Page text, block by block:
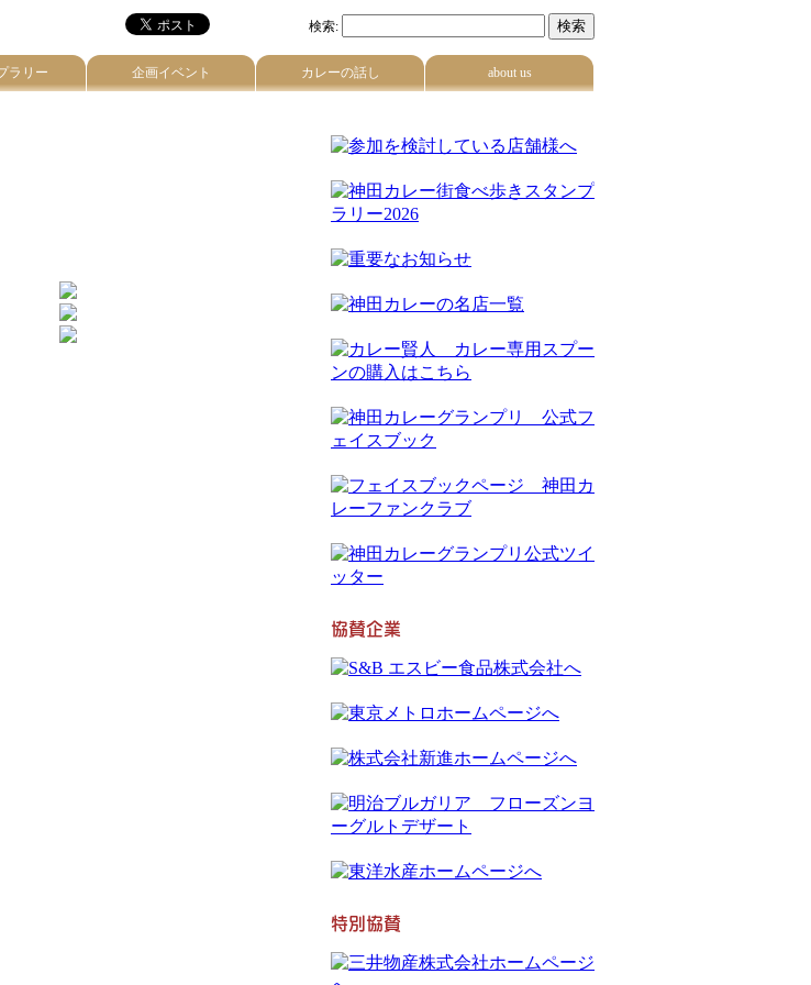
検索:
ラリー 企画イベント カレーの話し about us
協賛企業
特別協賛